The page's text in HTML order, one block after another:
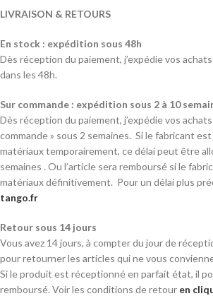
LIVRAISON & RETOURS
En stock : expédition sous 48h
Dès réception du paiement, j’expédie vos
dans les 48h.
Sur commande : expédition sous 2 à 10
Dès réception du paiement, j’expédie vos achats
commande » sous 2 semaines. Si le fabricant
matériaux temporairement, ce délai peut être
semaines . Ou l’article sera remboursé si le
matériaux définitivement. Pour un délai plus
tango.fr
Retour sous 14 jours
Vous avez 14 jours, à compter du jour de
pour retourner les articles qui ne vous
Si le produit est réceptionné en parfait état, il
remboursé. Voir les conditions de retour en